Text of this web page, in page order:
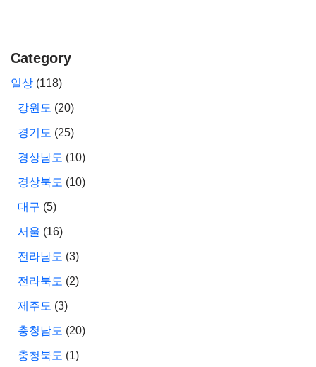
Category
일상 (118)
강원도 (20)
경기도 (25)
경상남도 (10)
경상북도 (10)
대구 (5)
서울 (16)
전라남도 (3)
전라북도 (2)
제주도 (3)
충청남도 (20)
충청북도 (1)